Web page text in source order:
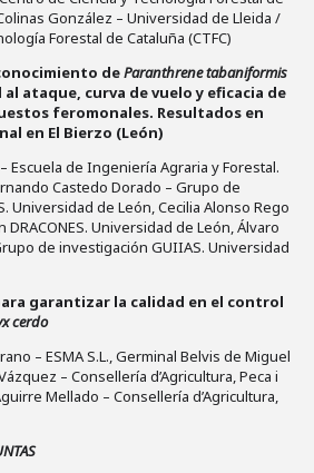
González – Universidad de Lleida /
Forestal de Cataluña (CTFC)
deParanthrene tabaniformis
ataque, curva de vuelo y eficacia de
feromonales. Resultados en
en El Bierzo (León)
Escuela de Ingeniería Agraria y Forestal.
Castedo Dorado – Grupo de
Universidad de León, Cecilia Alonso Rego
Universidad de León, Álvaro
de investigación GUIIAS. Universidad
garantizar la calidad en el control
cerdo
– ESMA S.L., Germinal Belvis de Miguel
– Consellería d’Agricultura, Peca i
Mellado – Consellería d’Agricultura,